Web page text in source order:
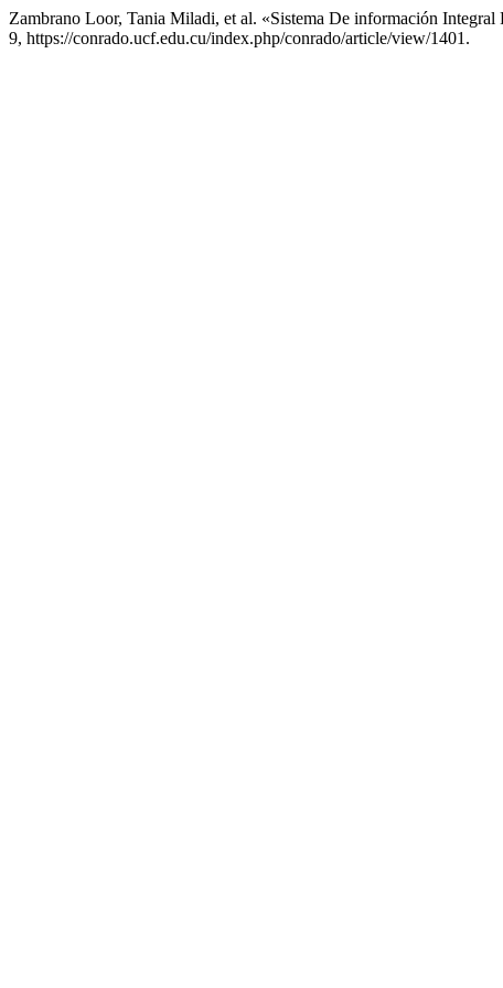
Zambrano Loor, Tania Miladi, et al. «Sistema De información
9, https://conrado.ucf.edu.cu/index.php/conrado/article/view/1401.